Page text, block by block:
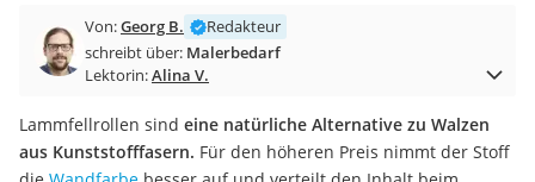
Feuchtigkeitsmessgerät
Split-Klimaanlage 2 Innengeräte
Pelletofen
Tiefbrunnenpumpe
Fliesenschneider
Hochdruckreiniger
Von:Georg B.
Redakteur
schreibt über: Malerbedarf
Lektorin:Alina V.
Lammfellrollen sind eine natürliche Alternative zu Walzen
aus Kunststofffasern. Für den höheren Preis nimmt der Stoff